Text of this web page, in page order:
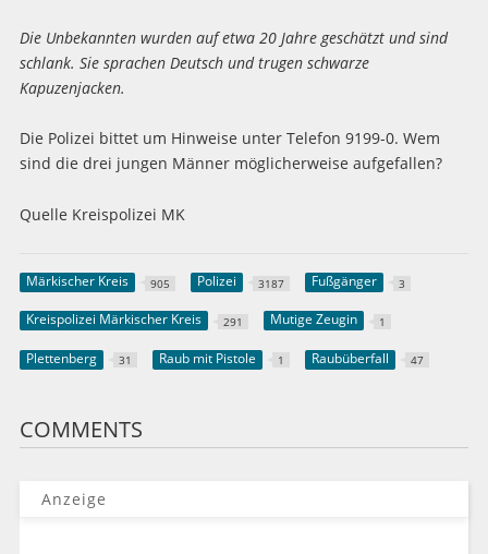
Die Unbekannten wurden auf etwa 20 Jahre geschätzt und sind
schlank. Sie sprachen Deutsch und trugen schwarze
Kapuzenjacken.
Die Polizei bittet um Hinweise unter Telefon 9199-0. Wem
sind die drei jungen Männer möglicherweise aufgefallen?
Quelle Kreispolizei MK
Märkischer Kreis 905 Polizei 3187 Fußgänger 3
Kreispolizei Märkischer Kreis 291 Mutige Zeugin 1
Plettenberg 31 Raub mit Pistole 1 Raubüberfall 47
COMMENTS
Anzeige